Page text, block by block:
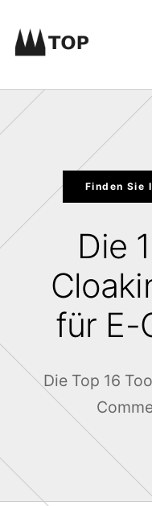
Finden Sie
Die
für E-
Die Top 16